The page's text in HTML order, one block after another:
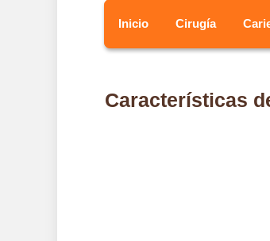
Inicio Cirugía
Características